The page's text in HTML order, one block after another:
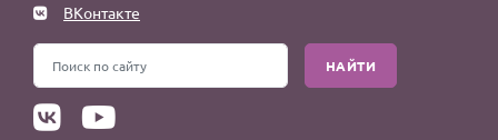
ВКонтакте
НАЙТИ